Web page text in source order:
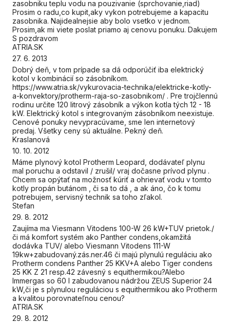
zasobniku teplu vodu na pouzivanie (sprchovanie,riad)
Prosim o radu,co kupit,aky vykon potrebujeme a kapacitu
zasobnika. Najidealnejsie aby bolo vsetko v jednom.
Prosim,ak mi viete poslat priamo aj cenovu ponuku. Dakujem
S pozdravom
ATRIA.SK
27. 6. 2013
Dobrý deň, v tom prípade sa dá odporúčiť iba elektrický
kotol v kombinácií so zásobníkom.
https://www.atria.sk/vykurovacia-technika/elektricke-kotly-
a-konvektory/protherm-raja-so-zasobnikom/ . Pre trojčlennú
rodinu určite 120 litrový zásobník a výkon kotla tých 12 - 18
kW. Elektrický kotol s integrovaným zásobníkom neexistuje.
Cenové ponuky nevypracúvame, sme len internetový
predaj. Všetky ceny sú aktuálne. Pekný deň.
Kraslanová
10. 10. 2012
Máme plynový kotol Protherm Leopard, dodávateľ plynu
mal poruchu a odstavil / zrušil/ vraj dočasne prívod plynu .
Chcem sa opýtať na možnosť kúriť a ohrievať vodu v tomto
kotly propán butánom , či sa to dá , a ak áno, čo k tomu
potrebujem, servisný technik sa toho zľakol.
Stefan
29. 8. 2012
Zaujíma ma Viesmann Vitodens 100-W 26 kW+TUV prietok./
či má komfort systém ako Panther condens,okamžitá
dodávka TUV/ alebo Viesmann Vitodens 111-W
19kw+zabudovaný.zás.ner.46 či majú plynulú reguláciu ako
Protherm condens Panther 25 KKV+A alebo Tiger condens
25 KK Z 21 resp.42 závesný s equithermikou?Alebo
Immergas so 60 l zabudovanou nádržou ZEUS Superior 24
kW,či je s plynulou reguláciou s equithermikou ako Protherm
a kvalitou porovnateľnou cenou?
ATRIA.SK
29. 8. 2012